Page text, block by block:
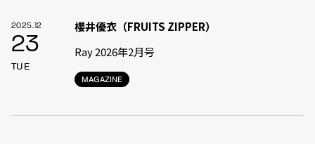
2025.12
23
TUE
MAGAZINE
櫻井優衣（FRUITS ZIPPER）
Ray 2026年2月号